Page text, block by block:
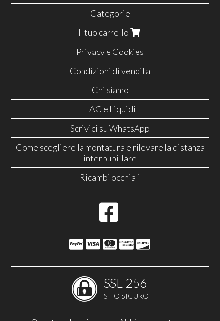
Categorie
Il tuo carrello
Privacy e Cookies
Condizioni di vendita
Chi siamo
LAC e Liquidi
Scrivici su WhatsApp
Come scegliere la montatura e rilevare la distanza
interpupillare
Ricambi occhiali
SSL-256
SITO SICURO